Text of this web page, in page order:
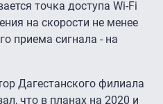
точка доступа Wi-Fi
на скорости не менее
приема сигнала - на
Дагестанского филиала
что в планах на 2020 и